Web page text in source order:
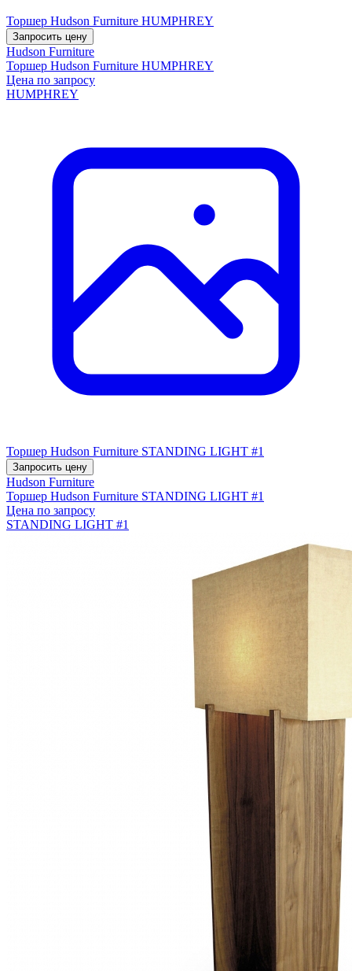
Торшер Hudson Furniture HUMPHREY
Запросить цену
Hudson Furniture
Торшер Hudson Furniture HUMPHREY
Цена по запросу
HUMPHREY
Торшер Hudson Furniture STANDING LIGHT #1
Запросить цену
Hudson Furniture
Торшер Hudson Furniture STANDING LIGHT #1
Цена по запросу
STANDING LIGHT #1